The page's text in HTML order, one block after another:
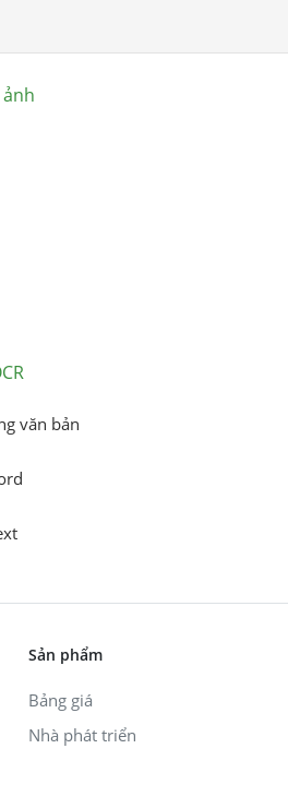
văn bản
Sản phẩm
Bảng giá
Nhà phát triển